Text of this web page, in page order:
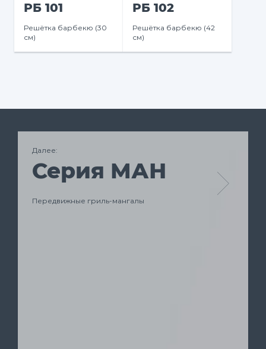
РБ 101
Решётка барбекю (30
см)
РБ 102
Решётка барбекю (42
см)
Далее:
Серия МАН
Передвижные гриль-мангалы